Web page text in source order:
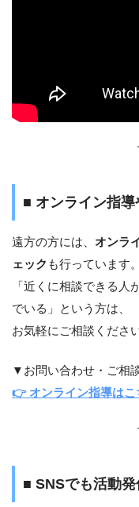
■ オンライン指
遠方の方には、 オンラ
ェック も行っています。
「近くに相談できる人
でいる」という方は、
お気軽にご相談ください
▼お問い合わせ・ご相
👉 オンライン指導はこ
■ SNSでも活動発